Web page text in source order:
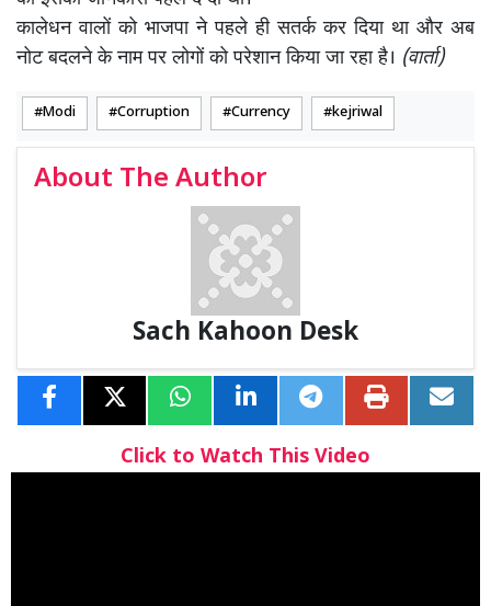
कालेधन वालों को भाजपा ने पहले ही सतर्क कर दिया था और अब
नोट बदलने के नाम पर लोगों को परेशान किया जा रहा है। (वार्ता)
Modi Corruption Currency kejriwal
About The Author
Sach Kahoon Desk
Click to Watch This Video